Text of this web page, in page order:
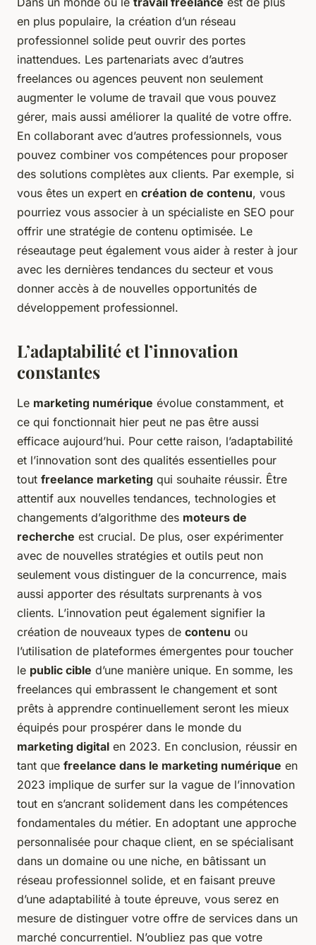
en plus populaire, la création d’un réseau
professionnel solide peut ouvrir des portes
inattendues. Les partenariats avec d’autres
freelances ou agences peuvent non seulement
augmenter le volume de travail que vous pouvez
gérer, mais aussi améliorer la qualité de votre offre.
En collaborant avec d’autres professionnels, vous
pouvez combiner vos compétences pour proposer
des solutions complètes aux clients. Par exemple, si
vous êtes un expert en création de contenu, vous
pourriez vous associer à un spécialiste en SEO pour
offrir une stratégie de contenu optimisée. Le
réseautage peut également vous aider à rester à jour
avec les dernières tendances du secteur et vous
donner accès à de nouvelles opportunités de
développement professionnel.
L’adaptabilité et l’innovation
constantes
Le marketing numérique évolue constamment, et
ce qui fonctionnait hier peut ne pas être aussi
efficace aujourd’hui. Pour cette raison, l’adaptabilité
et l’innovation sont des qualités essentielles pour
tout freelance marketing qui souhaite réussir. Être
attentif aux nouvelles tendances, technologies et
changements d’algorithme des moteurs de
recherche est crucial. De plus, oser expérimenter
avec de nouvelles stratégies et outils peut non
seulement vous distinguer de la concurrence, mais
aussi apporter des résultats surprenants à vos
clients. L’innovation peut également signifier la
création de nouveaux types de contenu ou
l’utilisation de plateformes émergentes pour toucher
le public cible d’une manière unique. En somme, les
freelances qui embrassent le changement et sont
prêts à apprendre continuellement seront les mieux
équipés pour prospérer dans le monde du
marketing digital en 2023. En conclusion, réussir en
tant que freelance dans le marketing numérique en
2023 implique de surfer sur la vague de l’innovation
tout en s’ancrant solidement dans les compétences
fondamentales du métier. En adoptant une approche
personnalisée pour chaque client, en se spécialisant
dans un domaine ou une niche, en bâtissant un
réseau professionnel solide, et en faisant preuve
d’une adaptabilité à toute épreuve, vous serez en
mesure de distinguer votre offre de services dans un
marché concurrentiel. N’oubliez pas que votre